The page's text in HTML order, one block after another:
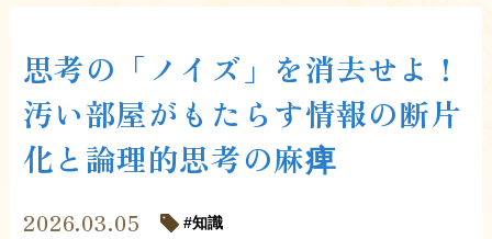
思考の「ノイズ」を消去せよ！
汚い部屋がもたらす情報の断片
化と論理的思考の麻痺
2026.03.05 知識